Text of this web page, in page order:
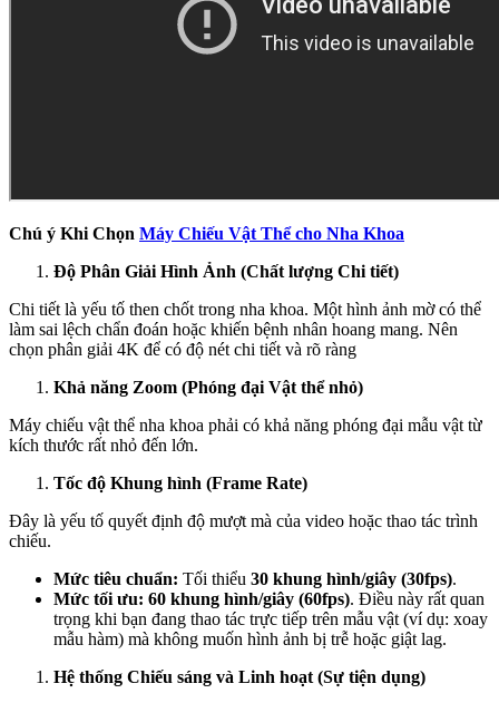
Chú ý Khi Chọn Máy Chiếu Vật Thể cho Nha Khoa
Độ Phân Giải Hình Ảnh (Chất lượng Chi tiết)
Chi tiết là yếu tố then chốt trong nha khoa. Một hình ảnh mờ có thể
làm sai lệch chẩn đoán hoặc khiến bệnh nhân hoang mang. Nên
chọn phân giải 4K để có độ nét chi tiết và rõ ràng
Khả năng Zoom (Phóng đại Vật thể nhỏ)
Máy chiếu vật thể nha khoa phải có khả năng phóng đại mẫu vật từ
kích thước rất nhỏ đến lớn.
Tốc độ Khung hình (Frame Rate)
Đây là yếu tố quyết định độ mượt mà của video hoặc thao tác trình
chiếu.
Mức tiêu chuẩn: Tối thiểu 30 khung hình/giây (30fps).
Mức tối ưu: 60 khung hình/giây (60fps). Điều này rất quan
trọng khi bạn đang thao tác trực tiếp trên mẫu vật (ví dụ: xoay
mẫu hàm) mà không muốn hình ảnh bị trễ hoặc giật lag.
Hệ thống Chiếu sáng và Linh hoạt (Sự tiện dụng)